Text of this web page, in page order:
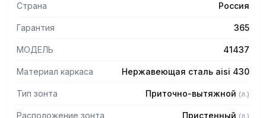
Страна Россия
Гарантия 365
МОДЕЛЬ 41437
Материал каркаса Нержавеющая сталь aisi 430
Тип зонта Приточно-вытяжной (л.)
Расположение зонта Пристенный (л.)